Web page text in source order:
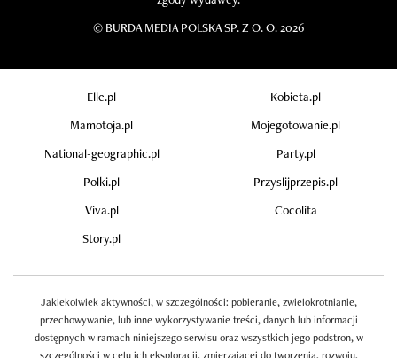
© BURDA MEDIA POLSKA SP. Z O. O. 2026
Elle.pl
Kobieta.pl
Mamotoja.pl
Mojegotowanie.pl
National-geographic.pl
Party.pl
Polki.pl
Przyslijprzepis.pl
Viva.pl
Cocolita
Story.pl
Jakiekolwiek aktywności, w szczególności: pobieranie, zwielokrotnianie,
przechowywanie, lub inne wykorzystywanie treści, danych lub informacji
dostępnych w ramach niniejszego serwisu oraz wszystkich jego podstron, w
szczególności w celu ich eksploracji, zmierzającej do tworzenia, rozwoju,